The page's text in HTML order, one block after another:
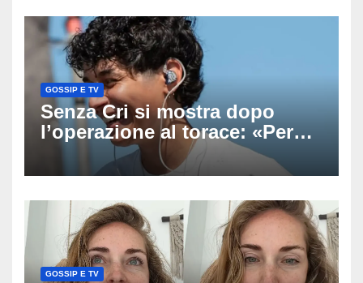
GOSSIP E TV
Senza Cri si mostra dopo
l’operazione al torace: «Per
anni mi sentivo in trappola», il
racconto sul difficile percorso
GOSSIP E TV